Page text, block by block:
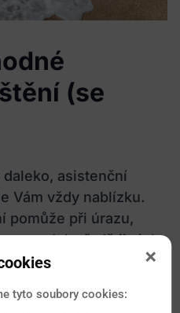
(se
asistenční
Vám vždy nablízku.
pomůže při úrazu,
a řadě jiných
nemocnic všude po
tyto soubory cookies: